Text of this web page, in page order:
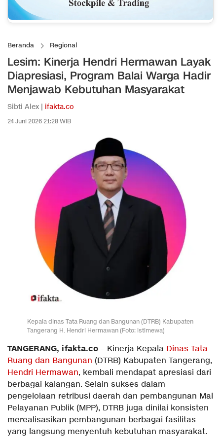
Beranda Regional
Lesim: Kinerja Hendri Hermawan Layak
Diapresiasi, Program Balai Warga Hadir
Menjawab Kebutuhan Masyarakat
Sibti Alex | ifakta.co
24 Juni 2026 21:28 WIB
Kepala dinas Tata Ruang dan Bangunan (DTRB) Kabupaten
Tangerang H. Hendri Hermawan (Foto: istimewa)
TANGERANG, ifakta.co – Kinerja Kepala Dinas Tata
Ruang dan Bangunan (DTRB) Kabupaten Tangerang,
Hendri Hermawan, kembali mendapat apresiasi dari
berbagai kalangan. Selain sukses dalam
pengelolaan retribusi daerah dan pembangunan Mal
Pelayanan Publik (MPP), DTRB juga dinilai konsisten
merealisasikan pembangunan berbagai fasilitas
yang langsung menyentuh kebutuhan masyarakat.